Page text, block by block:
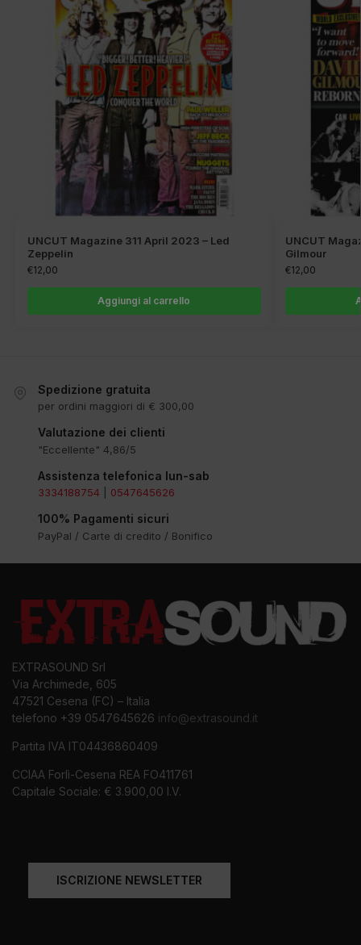
UNCUT Magazine 311 April 2023 – Led
Zeppelin
€12,00
Aggiungi al carrello
UNCUT
Gilmour
€12,00
Spedizione gratuita
per ordini maggiori di € 300,00
Valutazione dei clienti
"Eccellente" 4,86/5
Assistenza telefonica lun-sab
3334188754 0547645626
100% Pagamenti sicuri
PayPal / Carte di credito / Bonifico
EXTRASOUND Srl
Via Archimede, 605
47521 Cesena (FC) – Italia
telefono +39 0547645626 info@extrasound.it
Partita IVA IT04436860409
CCIAA Forlì-Cesena REA FO411761
Capitale Sociale: € 3.900,00 I.V.
ISCRIZIONE NEWSLETTER